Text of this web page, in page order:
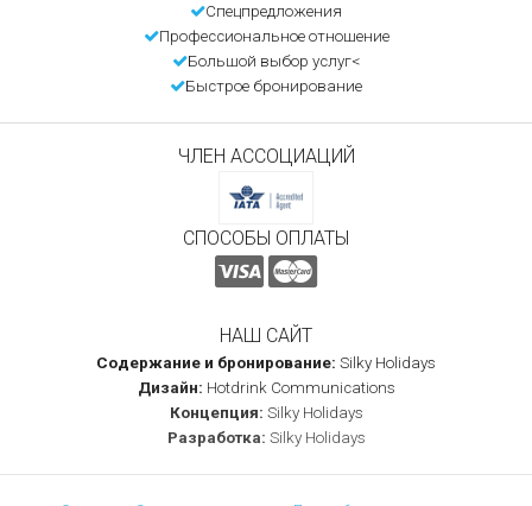
Спецпредложения
Профессиональное отношение
Большой выбор услуг<
Быстрое бронирование
ЧЛЕН АССОЦИАЦИЙ
СПОСОБЫ ОПЛАТЫ
НАШ САЙТ
Содержание и бронирование: Silky Holidays
Дизайн: Hotdrink Communications
Концепция: Silky Holidays
Разработка: Silky Holidays